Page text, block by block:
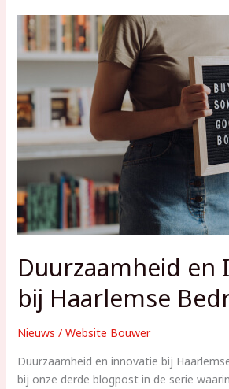
Duurzaamheid en
bij Haarlemse
Nieuws / Website Bouwer
Duurzaamheid en innovatie bij
bij onze derde blogpost in de serie